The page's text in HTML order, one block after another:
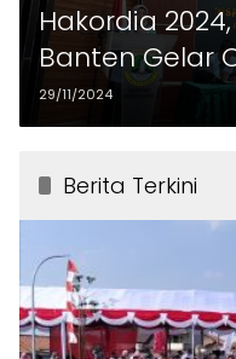
Hakordia
Banten Gelar
Antikorupsi
29/11/2024
Berita Terkini